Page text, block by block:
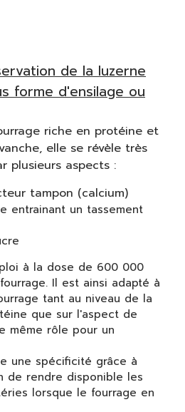
de la luzerne
forme d'ensilage ou
riche en protéine et
elle se révèle très
plusieurs aspects :
tampon (calcium)
entrainant un tassement
à la dose de 600 000
Il est ainsi adapté à
tant au niveau de la
que sur l'aspect de
même rôle pour un
une spécificité grâce à
de rendre disponible les
lorsque le fourrage en